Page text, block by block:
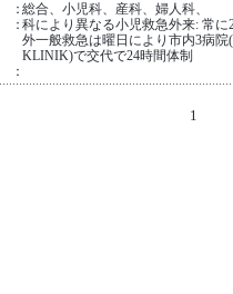
：総合、小児科、産科、婦人科、
：科により異なる小児救急外来: 常
外一般救急は曜日により市内3病
KLINIK)で交代で24時間体制
：
1